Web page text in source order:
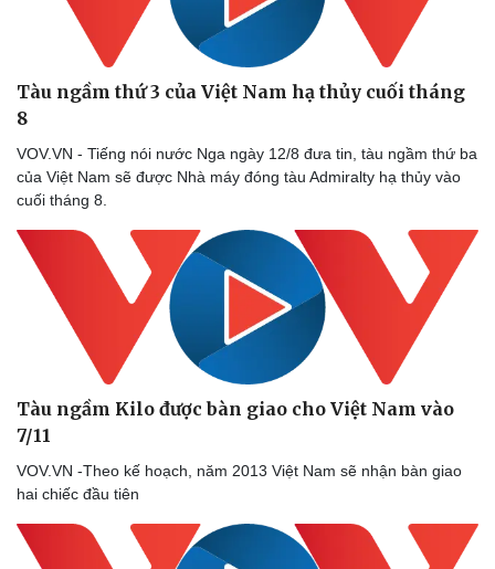
Thể thao
Lịch thi đấu bóng đá
Thế giới thể thao
Ô tô - Xe máy
Xe máy
Tư vấn
Tàu ngầm thứ 3 của Việt Nam hạ thủy cuối tháng
8
VOV.VN - Tiếng nói nước Nga ngày 12/8 đưa tin, tàu ngầm thứ ba
của Việt Nam sẽ được Nhà máy đóng tàu Admiralty hạ thủy vào
cuối tháng 8.
Tàu ngầm Kilo được bàn giao cho Việt Nam vào
7/11
VOV.VN -Theo kế hoạch, năm 2013 Việt Nam sẽ nhận bàn giao
hai chiếc đầu tiên